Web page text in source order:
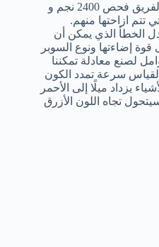
باستخدام تليسكوب هابل استطاع الفريق فحص 2400 نجم و
تتم ازاحتها منهم.
الخطأ الذي يمكن أن
إضاءتها ونوع السوبر
لصنع معادلة تمكننا
لقياس سرعة تمدد الكون
يزداد ميلًا إلى الأحمر
تجاه اللون الأزرق